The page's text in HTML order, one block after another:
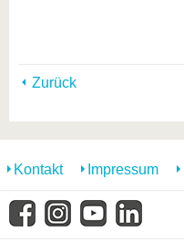
Zurück
Kontakt Impressum